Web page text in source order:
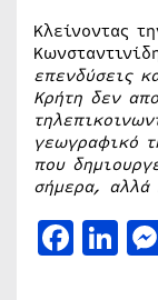
Κλείνοντας
επενδύσεις
Κρήτη δεν
γεωγραφικό
που
σήμερα, αλλά